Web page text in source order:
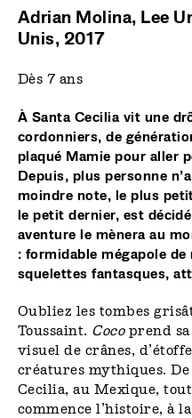
Adrian Molina, Lee
Unis, 2017
Dès 7 ans
À Santa Cecilia vit une
cordonniers, de
plaqué Mamie pour aller
Depuis, plus personne
moindre note, le plus
le petit dernier, est
aventure le mènera au
: formidable mégapole
squelettes fantasques,
Oubliez les tombes
Toussaint. Cocoprend sa
visuel de crânes,
créatures mythiques.
Cecilia, au Mexique,
commence l’histoire, à